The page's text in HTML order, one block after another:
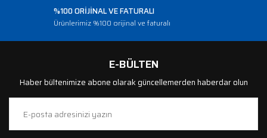
%100 ORİJİNAL VE FATURALI
Ürünlerimiz %100 orijinal ve faturalı
E-BÜLTEN
Haber bültenimize abone olarak güncellemerden haberdar olun